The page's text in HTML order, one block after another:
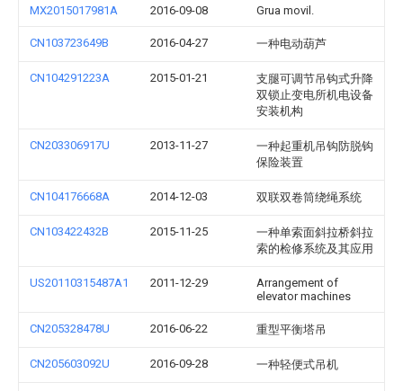
MX2015017981A 2016-09-08 Grua movil.
CN103723649B 2016-04-27 一种电动葫芦
CN104291223A 2015-01-21
支腿可调节吊钩式升降
双锁止变电所机电设备
安装机构
CN203306917U 2013-11-27
一种起重机吊钩防脱钩
保险装置
CN104176668A 2014-12-03 双联双卷筒绕绳系统
CN103422432B 2015-11-25
一种单索面斜拉桥斜拉
索的检修系统及其应用
US20110315487A1 2011-12-29
Arrangement of
elevator machines
CN205328478U 2016-06-22 重型平衡塔吊
CN205603092U 2016-09-28 一种轻便式吊机